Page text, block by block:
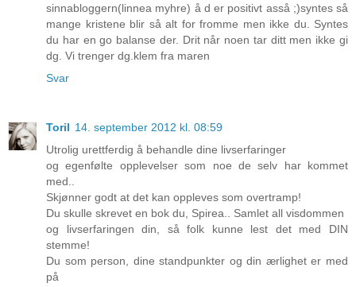
sinnabloggern(linnea myhre) å d er positivt asså ;)syntes så
mange kristene blir så alt for fromme men ikke du. Syntes
du har en go balanse der. Drit når noen tar ditt men ikke gi
dg. Vi trenger dg.klem fra maren
Svar
Toril 14. september 2012 kl. 08:59
Utrolig urettferdig å behandle dine livserfaringer
og egenfølte opplevelser som noe de selv har kommet
med..
Skjønner godt at det kan oppleves som overtramp!
Du skulle skrevet en bok du, Spirea.. Samlet all visdommen
og livserfaringen din, så folk kunne lest det med DIN
stemme!
Du som person, dine standpunkter og din ærlighet er med
på